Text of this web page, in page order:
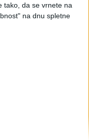
tako, da se vrnete na
na dnu spletne
dokument glede
sestavi
za davek.